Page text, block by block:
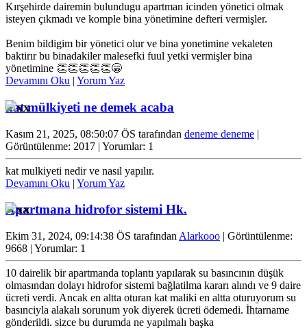
Kırşehirde dairemin bulundugu apartman icinden yönetici olmak
isteyen çıkmadı ve komple bina yönetimine defteri vermişler.
Benim bildigim bir yönetici olur ve bina yonetimine vekaleten
baktirır bu binadakiler malesefki fuul yetki vermişler bina
yönetimine 👏👏👏👏👏😁
Devamını Oku | Yorum Yaz
kat mülkiyeti ne demek acaba
Kasım 21, 2025, 08:50:07 ÖS tarafından deneme deneme |
Görüntülenme: 2017 | Yorumlar: 1
kat mulkiyeti nedir ve nasıl yapılır.
Devamını Oku | Yorum Yaz
Apartmana hidrofor sistemi Hk.
Ekim 31, 2024, 09:14:38 ÖS tarafından Alarkooo | Görüntülenme:
9668 | Yorumlar: 1
10 dairelik bir apartmanda toplantı yapılarak su basıncının düşük
olmasından dolayı hidrofor sistemi bağlatilma kararı alındı ve 9 daire
ücreti verdi. Ancak en altta oturan kat maliki en altta oturuyorum su
basınciyla alakalı sorunum yok diyerek ücreti ödemedi. İhtarname
gönderildi. sizce bu durumda ne yapılmalı başka